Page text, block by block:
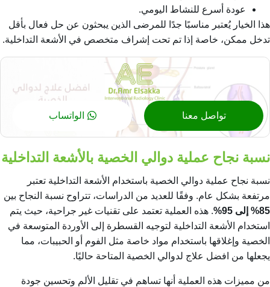
عودة أسرع للنشاط اليومي.
هذا الخيار يُعتبر مناسبًا جدًا للمرضى الذين يبحثون عن حل فعال بأقل
تدخل ممكن، خاصة إذا تم تحت إشراف متخصص في الأشعة التداخلية.
تواصل معنا الواتساب
نسبة نجاح عملية دوالي الخصية بالأشعة التداخلية
نسبة نجاح عملية دوالي الخصية باستخدام الأشعة التداخلية تعتبر
مرتفعة بشكل عام. وفقًا للعديد من الدراسات، تتراوح نسبة النجاح بين
85% إلى 95%
. هذه العملية تعتمد على تقنيات غير جراحية، حيث يتم
استخدام الأشعة التداخلية لتوجيه القسطرة إلى الأوردة المتوسعة في
الخصية وإغلاقها باستخدام مواد خاصة مثل الفوم أو الحبيبات، مما
يجعلها من افضل علاج لدوالي الخصية المتاحة حاليًا.
من مميزات هذه العملية أنها تساهم في تقليل الألم وتحسين جودة